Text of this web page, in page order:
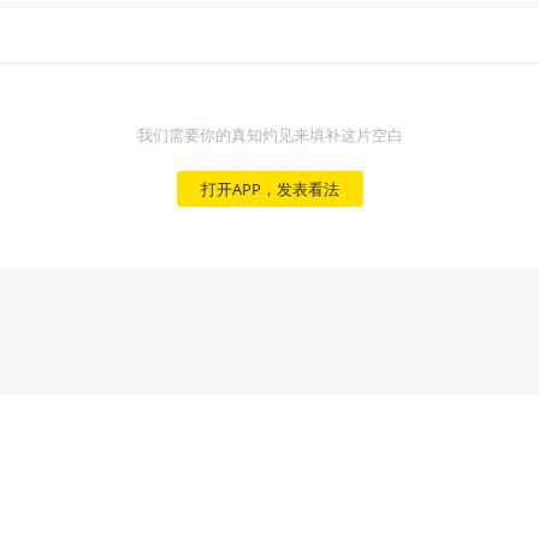
我们需要你的真知灼见来填补这片空白
打开APP，发表看法